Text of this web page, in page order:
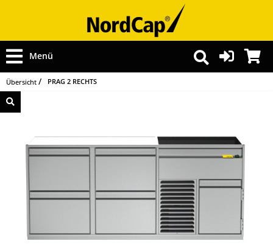
Menü
Übersicht PRAG 2 RECHTS